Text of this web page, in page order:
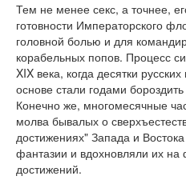
Тем не менее секс, а точнее,
готовности Императорского
головной болью и для
корабельных попов. Процесс
XIX века, когда десятки
основе стали годами
Конечно же, многомесячные
молва бывалых о
достижениях" Запада и
фантазии и вдохновляли их на
достижений.